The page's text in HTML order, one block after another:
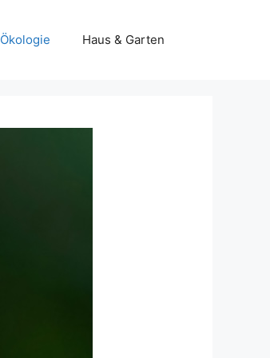
Ökologie Haus & Garten